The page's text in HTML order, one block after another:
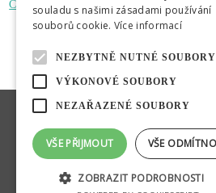
CZ
| PL RU
Programový kód a datová struktura:
souladu s našimi zásadami používání
souborů cookie. Více informací
NEZBYTNĚ NUTNÉ SOUBORY
VÝKONOVÉ SOUBORY
NEZAŘAZENÉ SOUBORY
VŠE PŘIJMOUT VŠE
ZOBRAZIT PODROBNOSTI